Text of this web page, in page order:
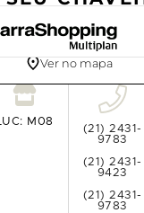
Ver no mapa
M08
(21) 2431-
9783
(21) 2431-
9423
(21) 2431-
9783